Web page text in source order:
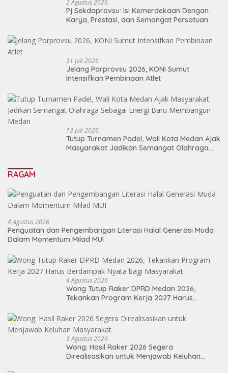
2 Agustus 2026
Pj Sekdaprovsu: Isi Kemerdekaan Dengan
Karya, Prestasi, dan Semangat Persatuan
31 Juli 2026
Jelang Porprovsu 2026, KONI Sumut
Intensifkan Pembinaan Atlet
13 Juli 2026
Tutup Turnamen Padel, Wali Kota Medan Ajak
Masyarakat Jadikan Semangat Olahraga
RAGAM
4 Agustus 2026
Penguatan dan Pengembangan Literasi Halal Generasi Muda
Dalam Momentum Milad MUI
4 Agustus 2026
Wong Tutup Raker DPRD Medan 2026,
Tekankan Program Kerja 2027 Harus
3 Agustus 2026
Wong: Hasil Raker 2026 Segera
Direalisasikan untuk Menjawab Keluhan